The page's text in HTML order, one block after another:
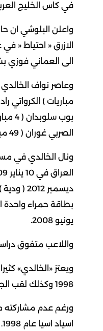
في كاس الخليج العربي واخيرا 11 مباراة
واعلن البلوشي ان
الى العماني فوزي
الصربي غوران ( 49 مباراة ).
يونيو 2008.
واللاعب متفوق
ويعتز «الخالدي»
1998 وكذلك لقب الجسور.
اسياد اسيا عام 1998.